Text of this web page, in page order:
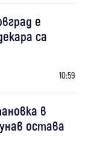
е
са
10:59
в
остава